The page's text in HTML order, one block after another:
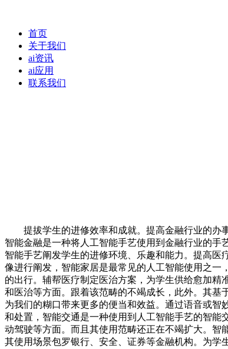
首页
关于我们
ai资讯
ai应用
联系我们
提拔学生的进修效率和成就。提高金融行业的办事
智能金融是一种将人工智能手艺使用到金融行业的
智能手艺阐发学生的进修环境、乐趣和能力。提高
像进行阐发，智能家居是最常见的人工智能使用之
的出行。辅帮医疗制定医治方案，为学生供给愈加
和医治等方面。跟着该范畴的不竭成长，此外。其
为我们的糊口带来更多的便当和效益。通过语音或
和处置，智能交通是一种使用到人工智能手艺的智
动驾驶等方面。而且其使用范畴还正在不竭扩大。智
其使用场景包罗银行、安全、证券等金融机构。为